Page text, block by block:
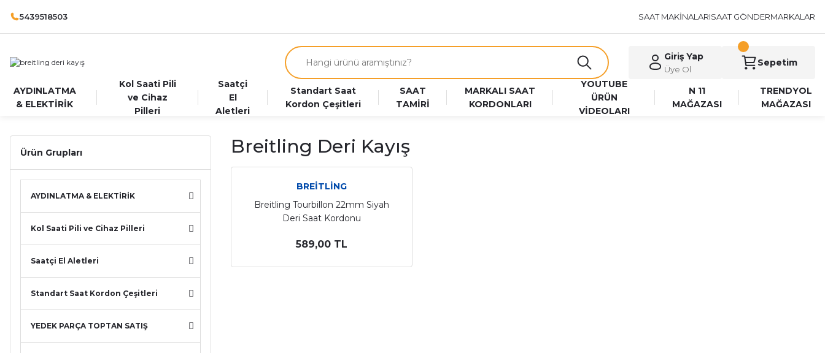
5439518503 SAAT MAKİNALARISAAT GÖNDERMARKALAR
Giriş Yap
Üye Ol
Sepetim
AYDINLATMA
& ELEKTİRİK
Kol Saati Pili
ve Cihaz
Pilleri
Saatçi
El
Aletleri
Standart Saat
Kordon Çeşitleri
SAAT
TAMİRİ
MARKALI SAAT
KORDONLARI
YOUTUBE
ÜRÜN
VİDEOLARI
N 11
MAĞAZASI
TRENDYOL
MAĞAZASI
Ürün Grupları
AYDINLATMA & ELEKTİRİK
Kol Saati Pili ve Cihaz Pilleri
Saatçi El Aletleri
Standart Saat Kordon Çeşitleri
YEDEK PARÇA TOPTAN SATIŞ
Breitling Deri Kayış
BREİTLİNG
Breitling Tourbillon 22mm Siyah
Deri Saat Kordonu
589,00 TL